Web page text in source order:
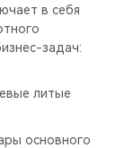
в себя
задач:
литые
основного